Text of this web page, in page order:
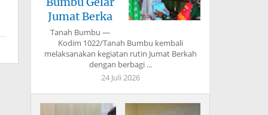
Jumat Berka
Tanah Bumbu —
Kodim 1022/Tanah Bumbu kembali
melaksanakan kegiatan rutin Jumat Berkah
dengan berbagi ...
24 Juli 2026